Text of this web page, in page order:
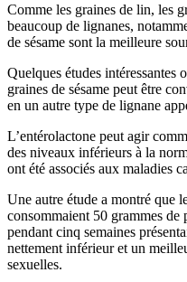
Comme les graines de lin, les
beaucoup de lignanes,
de sésame sont la meilleure
Quelques études intéressantes
graines de sésame peut être
en un autre type de lignane
L’entérolactone peut agir
des niveaux inférieurs à la
ont été associés aux maladies
Une autre étude a montré que
consommaient 50 grammes de
pendant cinq semaines
nettement inférieur et un
sexuelles.